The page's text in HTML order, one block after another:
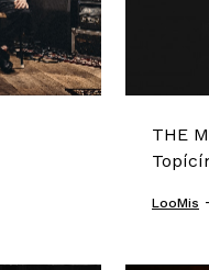
THE
LooMis